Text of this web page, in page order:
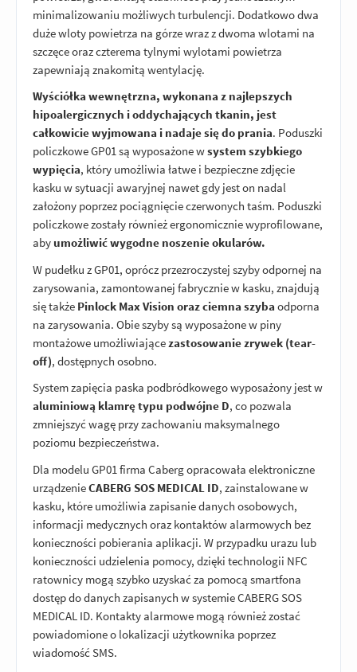
minimalizowaniu możliwych turbulencji. Dodatkowo dwa
duże wloty powietrza na górze wraz z dwoma wlotami na
szczęce oraz czterema tylnymi wylotami powietrza
zapewniają znakomitą wentylację.
Wyściółka wewnętrzna, wykonana z najlepszych
hipoalergicznych i oddychających tkanin, jest
całkowicie wyjmowana i nadaje się do prania. Poduszki
policzkowe GP01 są wyposażone wsystem szybkiego
wypięcia, który umożliwia łatwe i bezpieczne zdjęcie
kasku w sytuacji awaryjnej nawet gdy jest on nadal
założony poprzez pociągnięcie czerwonych taśm. Poduszki
policzkowe zostały również ergonomicznie wyprofilowane,
aby umożliwić wygodne noszenie okularów.
W pudełku z GP01, oprócz przezroczystej szyby odpornej na
zarysowania, zamontowanej fabrycznie w kasku, znajdują
się także Pinlock Max Vision oraz ciemna szyba odporna
na zarysowania. Obie szyby są wyposażone w piny
montażowe umożliwiającezastosowanie zrywek (tear-
off), dostępnych osobno.
System zapięcia paska podbródkowego wyposażony jest w
aluminiową klamrę typu podwójne D, co pozwala
zmniejszyć wagę przy zachowaniu maksymalnego
poziomu bezpieczeństwa.
Dla modelu GP01 firma Caberg opracowała elektroniczne
urządzenieCABERG SOS MEDICAL ID, zainstalowane w
kasku, które umożliwia zapisanie danych osobowych,
informacji medycznych oraz kontaktów alarmowych bez
konieczności pobierania aplikacji. W przypadku urazu lub
konieczności udzielenia pomocy, dzięki technologii NFC
ratownicy mogą szybko uzyskać za pomocą smartfona
dostęp do danych zapisanych w systemie CABERG SOS
MEDICAL ID. Kontakty alarmowe mogą również zostać
powiadomione o lokalizacji użytkownika poprzez
wiadomość SMS.